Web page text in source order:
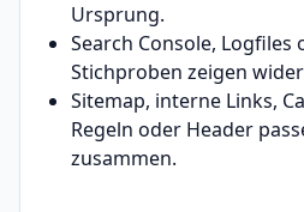
Ursprung.
Search Console, Logfiles
Stichproben zeigen
Sitemap, interne Links,
Regeln oder Header
zusammen.